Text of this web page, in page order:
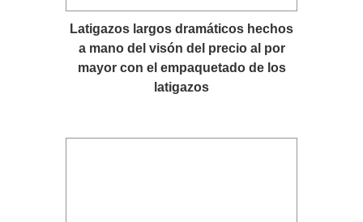
Latigazos largos dramáticos hechos
a mano del visón del precio al por
mayor con el empaquetado de los
latigazos